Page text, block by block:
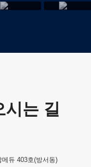
는 길
듀 403호(방서동)